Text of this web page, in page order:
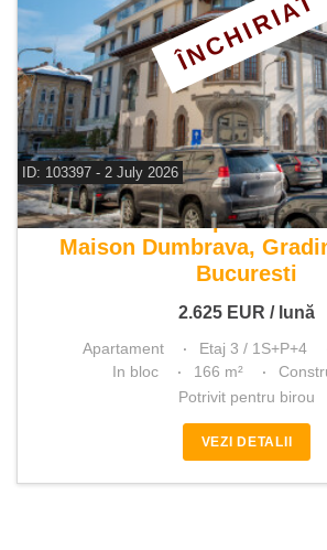
ID: 103397 - 2 July 2026
De inchiriat apartament
Maison Dumbrava,
Bucuresti
2.625 EUR / lună
ÎNCHIRIAT
Apartament Etaj 3 / 1S+P+4
In bloc
166 m²
Potrivit pentru birou
VEZI DETALII